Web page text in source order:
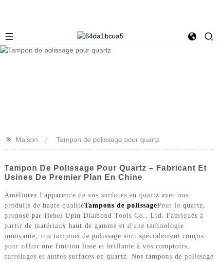
>> Maison Tampon de polissage pour quartz
Tampon De Polissage Pour Quartz – Fabricant Et
Usines De Premier Plan En Chine
Améliorez l'apparence de vos surfaces en quartz avec nos
produits de haute qualitéTampons de polissagePour le quartz,
proposé par Hebei Upin Diamond Tools Co., Ltd. Fabriqués à
partir de matériaux haut de gamme et d'une technologie
innovante, nos tampons de polissage sont spécialement conçus
pour offrir une finition lisse et brillante à vos comptoirs,
carrelages et autres surfaces en quartz. Nos tampons de polissage